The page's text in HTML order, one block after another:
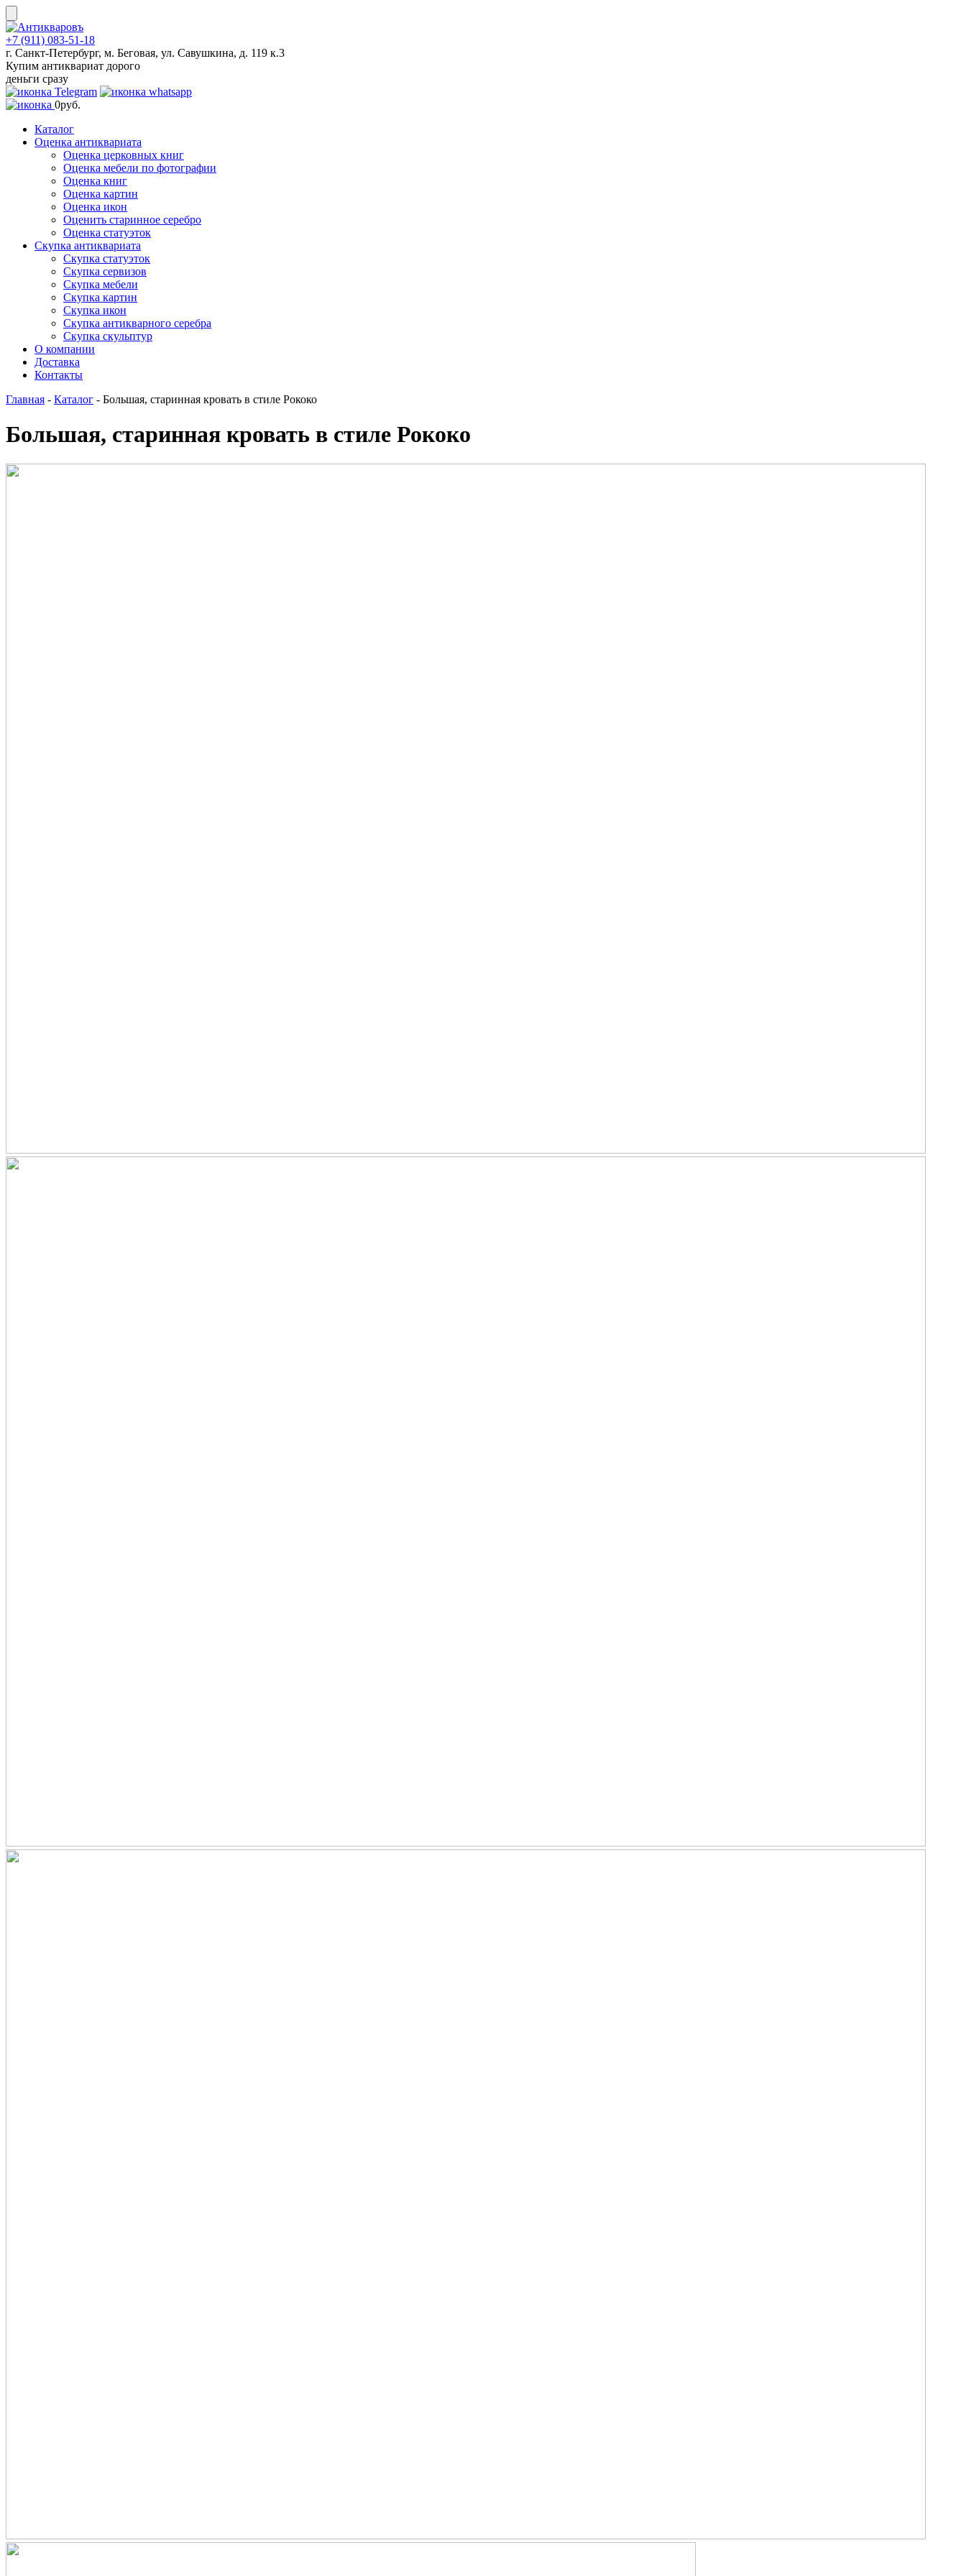
Skip
to
content
+7 (911) 083-51-18
г. Санкт-Петербург, м. Беговая, ул. Савушкина, д. 119 к.3
Купим антиквариат дорого
деньги сразу
0руб.
Каталог
Оценка антиквариата
Оценка церковных книг
Оценка мебели по фотографии
Оценка книг
Оценка картин
Оценка икон
Оценить старинное серебро
Оценка статуэток
Скупка антиквариата
Скупка статуэток
Скупка сервизов
Скупка мебели
Скупка картин
Скупка икон
Скупка антикварного серебра
Скупка скульптур
О компании
Доставка
Контакты
Главная - Каталог - Большая, старинная кровать в стиле Рококо
Большая, старинная кровать в стиле Рококо